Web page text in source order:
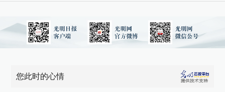
您此时的心情